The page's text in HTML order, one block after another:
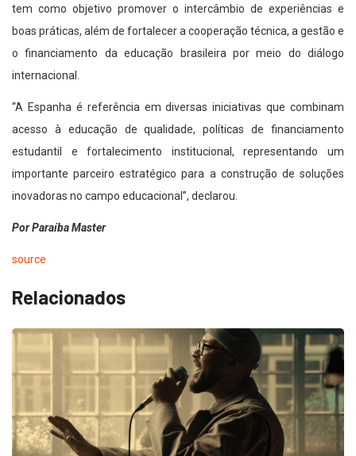
tem como objetivo promover o intercâmbio de experiências e
boas práticas, além de fortalecer a cooperação técnica, a gestão e
o financiamento da educação brasileira por meio do diálogo
internacional.
“A Espanha é referência em diversas iniciativas que combinam
acesso à educação de qualidade, políticas de financiamento
estudantil e fortalecimento institucional, representando um
importante parceiro estratégico para a construção de soluções
inovadoras no campo educacional”, declarou.
Por Paraíba Master
source
Relacionados